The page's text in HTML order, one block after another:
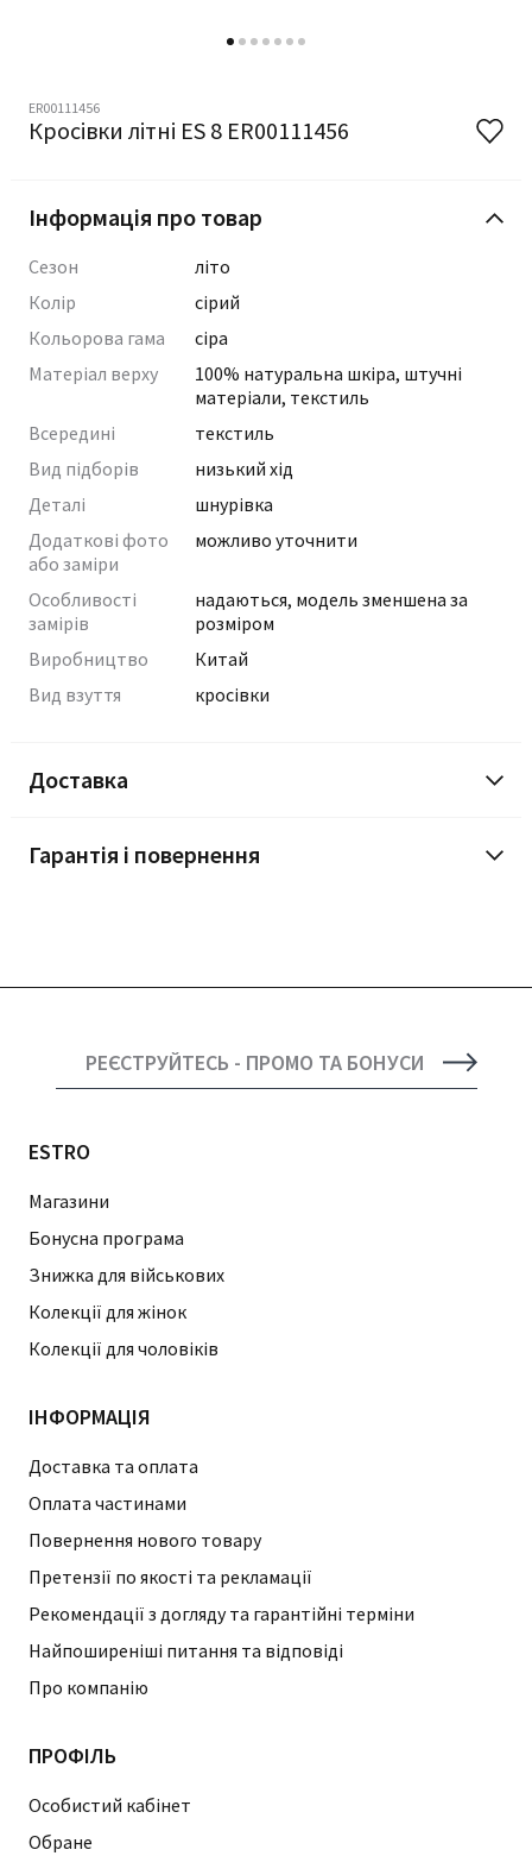
ER00111456
Кросівки літні ES 8 ER00111456
Інформація про товар
Сезон
літо
Колір
сірий
Кольорова гама
сіра
Матеріал верху
100% натуральна шкіра, штучні
матеріали, текстиль
Всередині
текстиль
Вид підборів
низький хід
Деталі
шнурівка
Додаткові фото
або заміри
можливо уточнити
Особливості
замірів
надаються, модель зменшена за
розміром
Виробництво
Китай
Вид взуття
кросівки
Доставка
Гарантія і повернення
РЕЄСТРУЙТЕСЬ - ПРОМО ТА БОНУСИ
ESTRO
Магазини
Бонусна програма
Знижка для військових
Колекції для жінок
Колекції для чоловіків
ІНФОРМАЦІЯ
Доставка та оплата
Оплата частинами
Повернення нового товару
Претензії по якості та рекламації
Рекомендації з догляду та гарантійні терміни
Найпоширеніші питання та відповіді
Про компанію
ПРОФІЛЬ
Особистий кабінет
Обране